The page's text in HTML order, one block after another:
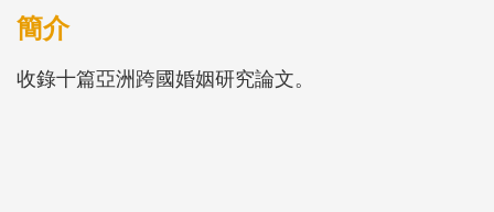
簡介
收錄十篇亞洲跨國婚姻研究論文。